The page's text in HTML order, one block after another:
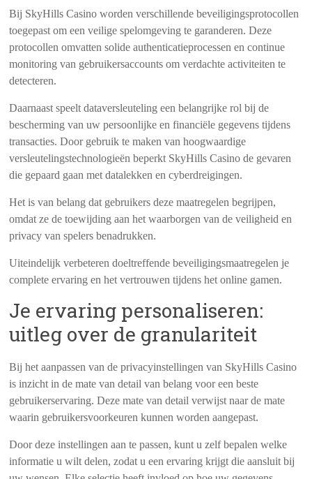
Bij SkyHills Casino worden verschillende beveiligingsprotocollen
toegepast om een veilige spelomgeving te garanderen. Deze
protocollen omvatten solide authenticatieprocessen en continue
monitoring van gebruikersaccounts om verdachte activiteiten te
detecteren.
Daarnaast speelt dataversleuteling een belangrijke rol bij de
bescherming van uw persoonlijke en financiële gegevens tijdens
transacties. Door gebruik te maken van hoogwaardige
versleutelingstechnologieën beperkt SkyHills Casino de gevaren
die gepaard gaan met datalekken en cyberdreigingen.
Het is van belang dat gebruikers deze maatregelen begrijpen,
omdat ze de toewijding aan het waarborgen van de veiligheid en
privacy van spelers benadrukken.
Uiteindelijk verbeteren doeltreffende beveiligingsmaatregelen je
complete ervaring en het vertrouwen tijdens het online gamen.
Je ervaring personaliseren:
uitleg over de granulariteit
Bij het aanpassen van de privacyinstellingen van SkyHills Casino
is inzicht in de mate van detail van belang voor een beste
gebruikerservaring. Deze mate van detail verwijst naar de mate
waarin gebruikersvoorkeuren kunnen worden aangepast.
Door deze instellingen aan te passen, kunt u zelf bepalen welke
informatie u wilt delen, zodat u een ervaring krijgt die aansluit bij